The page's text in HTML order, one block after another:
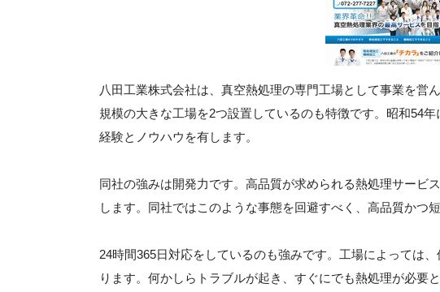
八田工業株式会社は、真空熱処理の専門工場として事業を営
規模の大きな工場を2つ設置しているのも特徴です。昭和54
経験とノウハウを有します。
同社の強みは開発力です。高品質が求められる熱処理サービ
します。同社ではこのような事態を回避すべく、高品質かつ
24時間365日対応をしているのも強みです。工場によっては
ります。何かしらトラブルが起き、すぐにでも熱処理が必要